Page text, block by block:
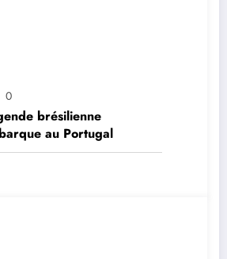
0
brésilienne
au Portugal